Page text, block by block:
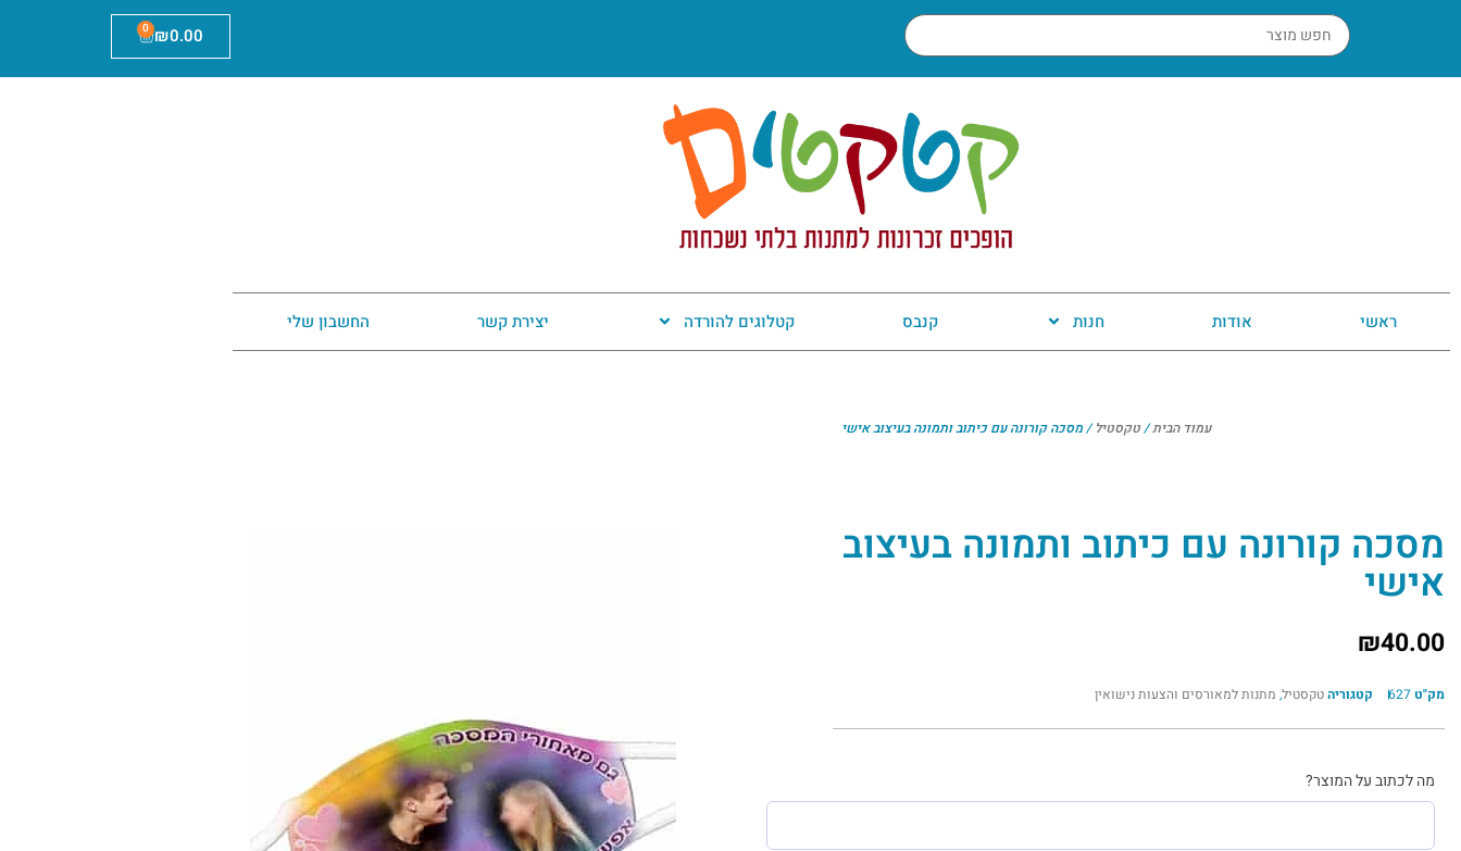
₪0.00
0
ראשי אודות חנות קנבס קטלוגים להורדה יצירת קשר החשבון שלי
עמוד הבית/טקסטיל/ מסכה קורונה עם כיתוב ותמונה בעיצוב אישי
מסכה קורונה עם כיתוב ותמונה בעיצוב
אישי
₪40.00
מק"ט 627 קטגוריהטקסטיל, מתנות למאורסים והצעות נישואין
מה לכתוב על המוצר?